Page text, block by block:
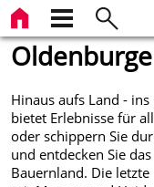
Hinaus aufs Land -
bietet Erlebnisse für
oder schippern Sie
und entdecken Sie
Bauernland. Die